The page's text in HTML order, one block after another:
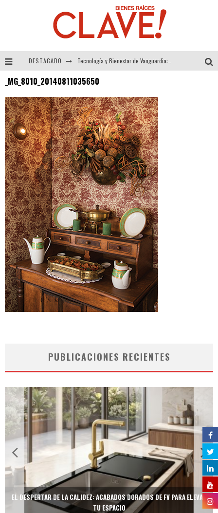
DESTACADO
_MG_8010_20140811035650
PUBLICACIONES RECIENTES
EL DESPERTAR DE LA CALIDEZ: ACABADOS DORADOS DE FV PARA ELEVAR
TU ESPACIO